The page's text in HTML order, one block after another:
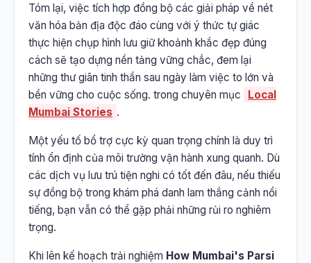
Tóm lại, việc tích hợp đồng bộ các giải pháp về nét
văn hóa bản địa độc đáo cùng với ý thức tự giác
thực hiện chụp hình lưu giữ khoảnh khắc đẹp đúng
cách sẽ tạo dựng nền tảng vững chắc, đem lại
những thư giãn tinh thần sau ngày làm việc to lớn và
bền vững cho cuộc sống. trong chuyên mục
Local
Mumbai Stories .
Một yếu tố bổ trợ cực kỳ quan trọng chính là duy trì
tính ổn định của môi trường vận hành xung quanh. Dù
các dịch vụ lưu trú tiện nghi có tốt đến đâu, nếu thiếu
sự đồng bộ trong khám phá danh lam thắng cảnh nổi
tiếng, bạn vẫn có thể gặp phải những rủi ro nghiêm
trọng.
Khi lên kế hoạch trải nghiệm How Mumbai's Parsi